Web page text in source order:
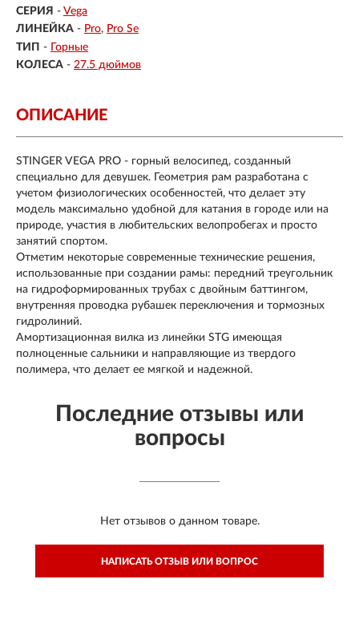
СЕРИЯ - Vega
ЛИНЕЙКА - Pro
Pro Se
ТИП - Горные
КОЛЕСА - 27.5 дюймов
ОПИСАНИЕ
STINGER VEGA PRO - горный велосипед, созданный
специально для девушек. Геометрия рам разработана с
учетом физиологических особенностей, что делает эту
модель максимально удобной для катания в городе или на
природе, участия в любительских велопробегах и просто
занятий спортом.
Отметим некоторые современные технические решения,
использованные при создании рамы: передний треугольник
на гидроформированных трубах с двойным баттингом,
внутренняя проводка рубашек переключения и тормозных
гидролиний.
Амортизационная вилка из линейки STG имеющая
полноценные сальники и направляющие из твердого
полимера, что делает ее мягкой и надежной.
Последние отзывы или
вопросы
Нет отзывов о данном товаре.
НАПИСАТЬ ОТЗЫВ ИЛИ ВОПРОС